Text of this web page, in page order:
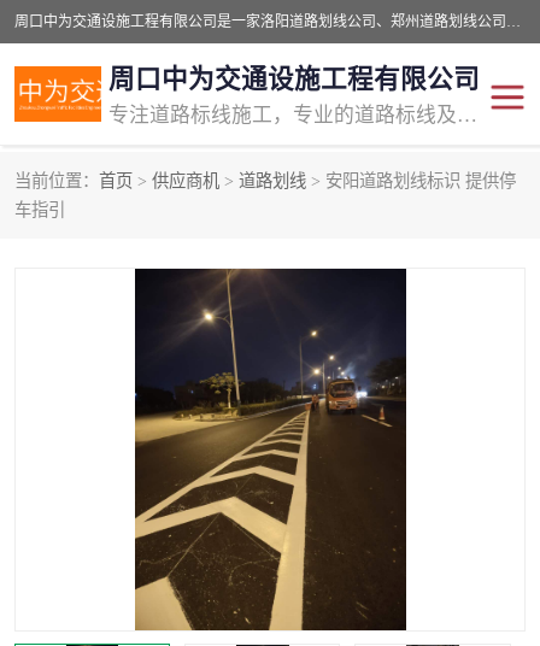
周口中为交通设施工程有限公司是一家洛阳道路划线公司、郑州道路划线公司、平顶山道路车位划线公司、开封车位划线公司、许昌道路车位划线公司、漯河道路车位划线公司，公司始终坚持“诚信、匠心、专注”的宗旨；我们的经营理念是：的服务。
周口中为交通设施工程有限公司
专注道路标线施工，专业的道路标线及交通设施施工服务商!
当前位置： 首页 > 供应商机 > 道路划线 > 安阳道路划线标识 提供停
车指引
交通道路标线
道路标线划线 马路标线
道路划线